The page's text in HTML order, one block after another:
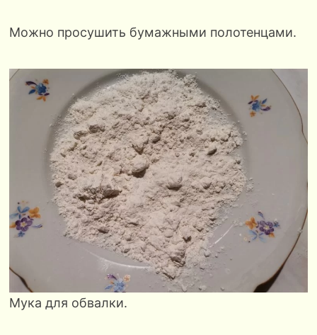
Можно просушить бумажными полотенцами.
Мука для обвалки.